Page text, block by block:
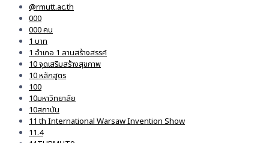
@rmutt.ac.th
000
000 คน
1 บาท
1 อำเภอ 1 ลานสร้างสรรค์
10 จุดเสริมสร้างสุขภาพ
10 หลักสูตร
100
10มหาวิทยาลัย
10สถาบัน
11 th International Warsaw Invention Show
11.4